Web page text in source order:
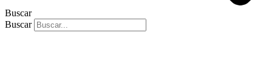
Buscar
Buscar